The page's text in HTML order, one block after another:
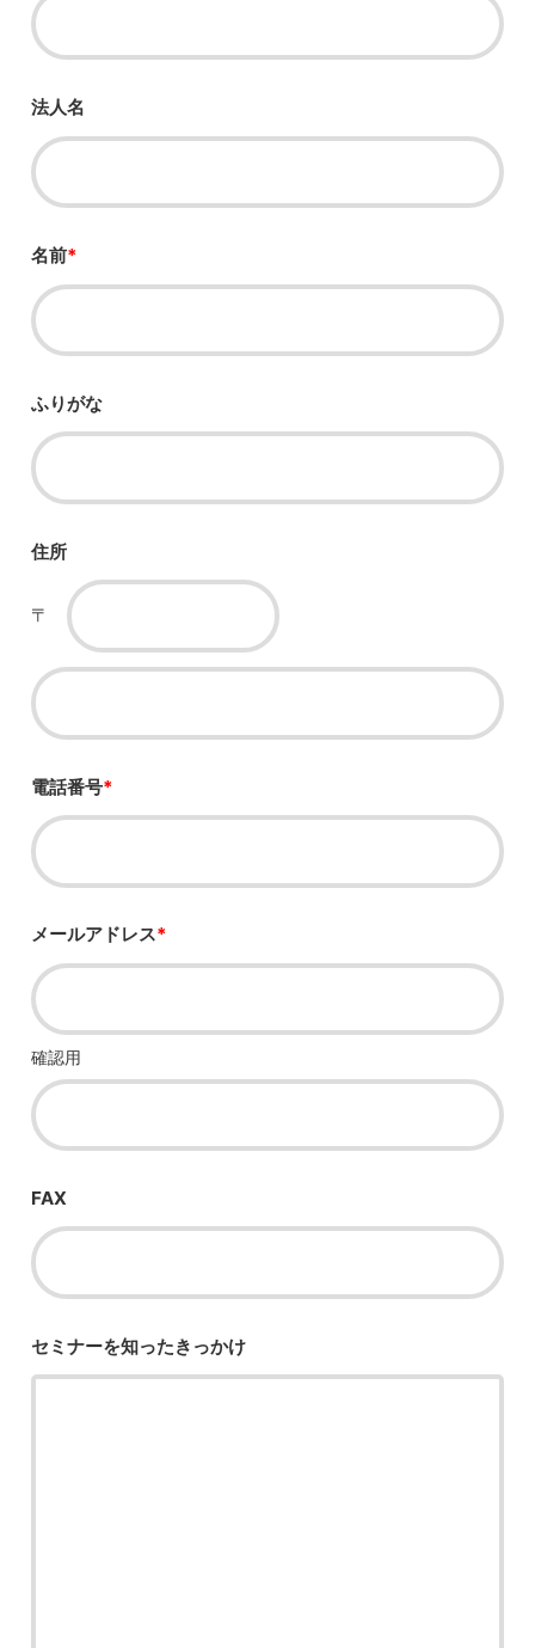
法人名
名前*
ふりがな
住所
〒
電話番号*
メールアドレス*
確認用
FAX
セミナーを知ったきっかけ